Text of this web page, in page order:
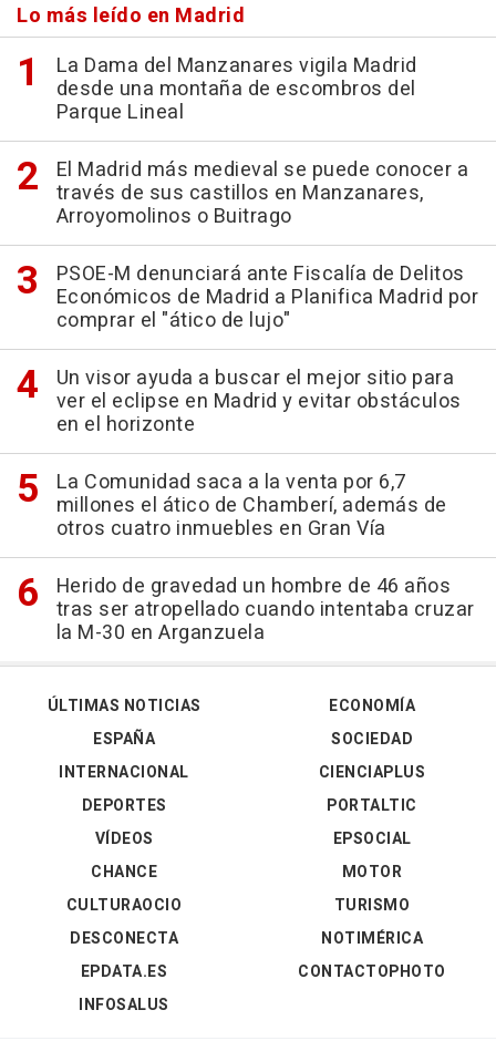
Lo más leído en Madrid
La Dama del Manzanares vigila Madrid
desde una montaña de escombros del
Parque Lineal
El Madrid más medieval se puede conocer a
través de sus castillos en Manzanares,
Arroyomolinos o Buitrago
PSOE-M denunciará ante Fiscalía de Delitos
Económicos de Madrid a Planifica Madrid por
comprar el "ático de lujo"
Un visor ayuda a buscar el mejor sitio para
ver el eclipse en Madrid y evitar obstáculos
en el horizonte
La Comunidad saca a la venta por 6,7
millones el ático de Chamberí, además de
otros cuatro inmuebles en Gran Vía
Herido de gravedad un hombre de 46 años
tras ser atropellado cuando intentaba cruzar
la M-30 en Arganzuela
ÚLTIMAS NOTICIAS
ESPAÑA
INTERNACIONAL
DEPORTES
VÍDEOS
ECONOMÍA
SOCIEDAD
CIENCIAPLUS
PORTALTIC
EPSOCIAL
CHANCE
CULTURAOCIO
DESCONECTA
EPDATA.ES
INFOSALUS
MOTOR
TURISMO
NOTIMÉRICA
CONTACTOPHOTO